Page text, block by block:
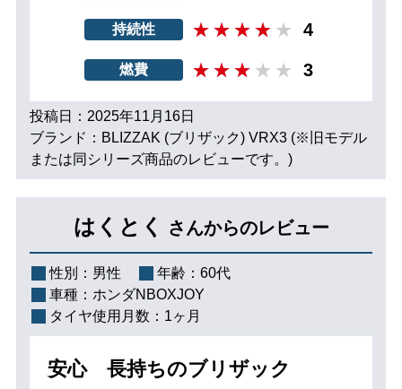
持続性 4
燃費 3
投稿日：2025年11月16日
ブランド：BLIZZAK (ブリザック) VRX3 (※旧モデル
または同シリーズ商品のレビューです。)
はくとく さんからのレビュー
性別： 男性 年齢： 60代
車種： ホンダNBOXJOY
タイヤ使用月数： 1ヶ月
安心 長持ちのブリザック